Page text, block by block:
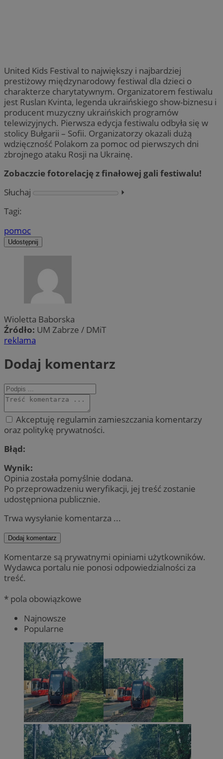
United Kids Festival to największy i najbardziej
prestiżowy międzynarodowy festiwal dla dzieci o
charakterze charytatywnym. Organizatorem festiwalu
jest Ruslan Kvinta, legenda ukraińskiego show-biznesu i
producent muzyczny ukraińskich programów
telewizyjnych. Pierwsza edycja festiwalu odbyła się w
stolicy Bułgarii – Sofii. Organizatorzy okazali dużą
wdzięczność Polakom za pomoc od pierwszych dni
zbrojnego ataku Rosji na Ukrainę.
Zobaczcie fotorelację z finałowej gali festiwalu!
Słuchaj
⏵︎
Tagi:
pomoc
Udostępnij
Wioletta Baborska
Źródło: UM Zabrze / DMiT
reklama
Dodaj komentarz
Akceptuję regulamin zamieszczania komentarzy
oraz politykę prywatności.
Błąd:
Wynik:
Opinia została pomyślnie dodana.
Po przeprowadzeniu weryfikacji, jej treść zostanie
udostępniona publicznie.
Trwa wysyłanie komentarza ...
Dodaj komentarz
Komentarze są prywatnymi opiniami użytkowników.
Wydawca portalu nie ponosi odpowiedzialności za
treść.
* pola obowiązkowe
Najnowsze
Popularne